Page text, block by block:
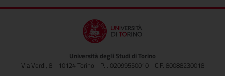
Università degli Studi di Torino
Via Verdi, 8 - 10124 Torino - P.I. 02099550010 - C.F. 80088230018